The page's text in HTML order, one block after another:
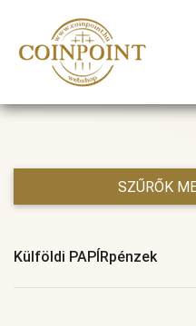
SZŰRŐK
Külföldi PAPÍRpénzek